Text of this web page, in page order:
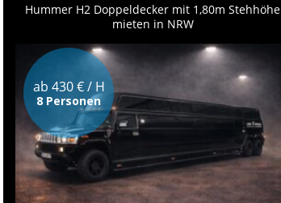
Hummer H2 Doppeldecker mit 1,80m Stehhöhe
mieten in NRW
ab 430 € / H
8 Personen